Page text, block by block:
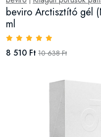
beviro Arctisztító gél
ml
8 510 Ft 10 638 Ft